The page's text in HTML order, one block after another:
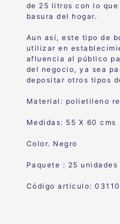
de 25 litros con lo
basura del hogar.
Aun así, este tipo de
utilizar en
afluencia al público
del negocio, ya sea
depositar otros tipos
Material: polietileno
Medidas: 55 X 60 cms
Color. Negro
Paquete : 25 unidades
Código articulo: 03110